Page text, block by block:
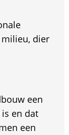
dier
een
en dat
een